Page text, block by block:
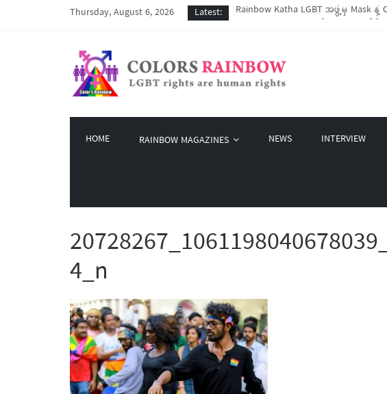
Thursday, August 6, 2026 Latest:
COVID-19 ကာလအတွင်း LGBTIQ အိမ်
Colors Rainbow မှ စက်တင်ဘာလအတွ
HOME RAINBOW MAGAZINES NEWS INTERVIEW
4_n